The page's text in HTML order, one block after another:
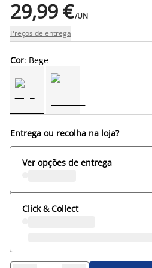
29,99 €/UN
Preços de entrega
Cor: Bege
Entrega ou recolha na loja?
Ver opções de entrega
Click & Collect